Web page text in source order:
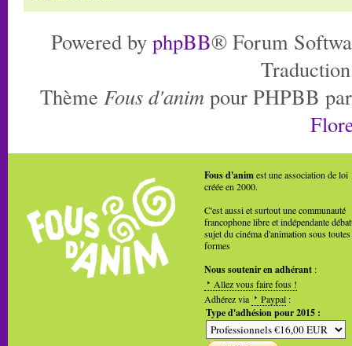
Powered by phpBB® Forum
Thème Fous d'anim pour PHPBB
Fous d'animest une association de loi
créée en 2000.
C'est aussi et surtout une communauté
francophone libre et indépendante
sujet du cinéma d'animation sous toutes
formes
Nous soutenir en adhérant :
Allez vous faire fous !
Adhérez via
Paypal :
Type d'adhésion pour 2015 :